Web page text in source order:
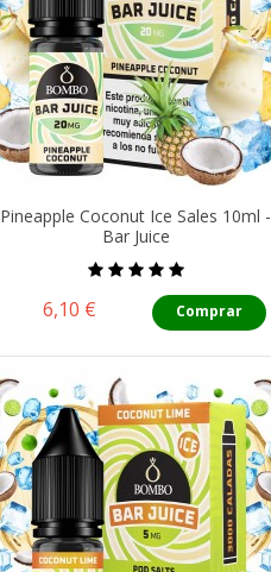
Pineapple Coconut Ice Sales 10ml -
Bar Juice
Precio
6,10 € Comprar